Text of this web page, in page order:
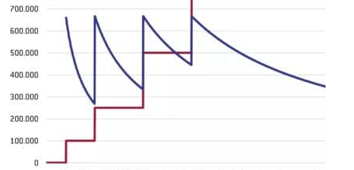
ECONOMISTS FOR FUTURE
DEUTSCHLAND